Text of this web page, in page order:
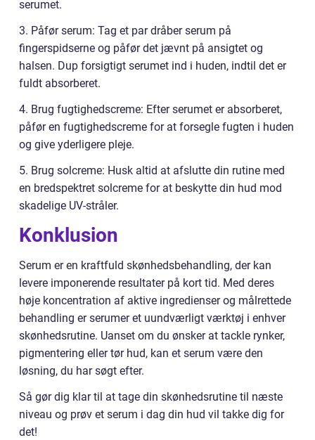
serumet.
3. Påfør serum: Tag et par dråber serum på
fingerspidserne og påfør det jævnt på ansigtet og
halsen. Dup forsigtigt serumet ind i huden, indtil det er
fuldt absorberet.
4. Brug fugtighedscreme: Efter serumet er absorberet,
påfør en fugtighedscreme for at forsegle fugten i huden
og give yderligere pleje.
5. Brug solcreme: Husk altid at afslutte din rutine med
en bredspektret solcreme for at beskytte din hud mod
skadelige UV-stråler.
Konklusion
Serum er en kraftfuld skønhedsbehandling, der kan
levere imponerende resultater på kort tid. Med deres
høje koncentration af aktive ingredienser og målrettede
behandling er serumer et uundværligt værktøj i enhver
skønhedsrutine. Uanset om du ønsker at tackle rynker,
pigmentering eller tør hud, kan et serum være den
løsning, du har søgt efter.
Så gør dig klar til at tage din skønhedsrutine til næste
niveau og prøv et serum i dag din hud vil takke dig for
det!